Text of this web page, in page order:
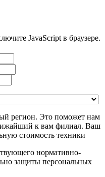
JavaScript в браузере.
регион. Это поможет нам
к вам филиал. Ваш
стоимость техники
нормативно-
защиты персональных